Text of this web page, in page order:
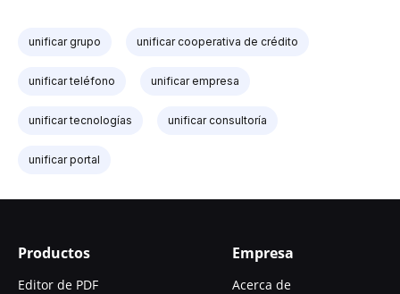
unificar grupo unificar cooperativa de crédito
unificar teléfono unificar empresa
unificar tecnologías unificar consultoría
unificar portal
Productos
Editor de PDF
Empresa
Acerca de